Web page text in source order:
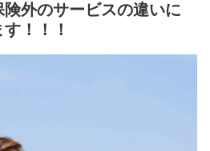
外のサービスの違いに
！！！